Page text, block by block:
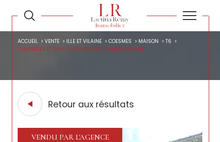
ACCUEIL VENTE ILLE ET VILAINE COESMES MAISON
T6
LUMINEUSE ET SPACIEUSE MAISON CONTEMPORAINE
Retour aux résultats
VENDU PAR L'AGENCE